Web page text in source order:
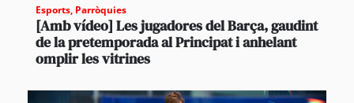
Esports, Parròquies
[Amb vídeo] Les jugadores del Barça, gaudint
de la pretemporada al Principat i anhelant
omplir les vitrines